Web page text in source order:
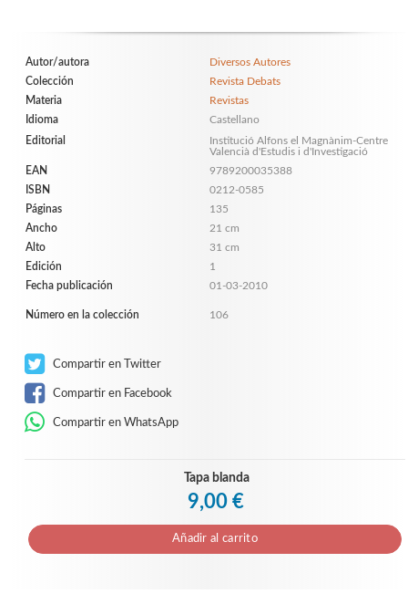
Autor/autora
Diversos Autores
Colección
Revista Debats
Materia
Revistas
Idioma
Castellano
Editorial
Institució Alfons el Magnànim-Centre
Valencià d'Estudis i d'Investigació
EAN
9789200035388
ISBN
0212-0585
Páginas
135
Ancho
21 cm
Alto
31 cm
Edición
1
Fecha publicación
01-03-2010
Número en la colección 106
Compartir en Twitter
Compartir en Facebook
Compartir en WhatsApp
Tapa blanda
9,00 €
Añadir al carrito